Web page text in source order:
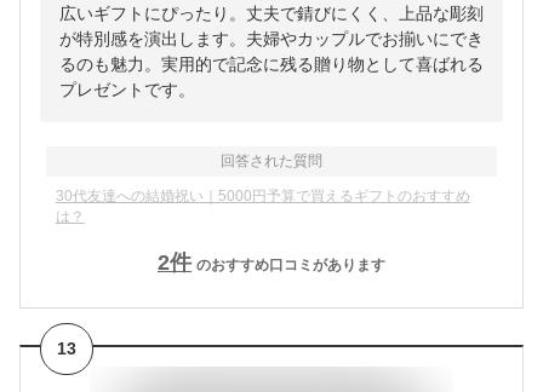
広いギフトにぴったり。丈夫で錆びにくく、上品な彫刻
が特別感を演出します。夫婦やカップルでお揃いにでき
るのも魅力。実用的で記念に残る贈り物として喜ばれる
プレゼントです。
回答された質問
30代友達への結婚祝い｜5000円予算で買えるギフトのおすすめ
は？
2件 のおすすめ口コミがあります
13